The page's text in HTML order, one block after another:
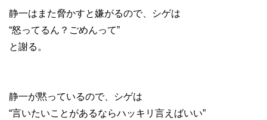
静一はまた脅かすと嫌がるので、シゲは
“怒ってるん？ごめんって”
と謝る。
静一が黙っているので、シゲは
“言いたいことがあるならハッキリ言えばいい”